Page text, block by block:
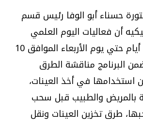
حسناء أبو الوفا رئيس قسم
أن فعاليات اليوم العلمي
تستمر لمدة ثلاثة أيام حتي يوم الأربعاء الموافق 10
البرنامج مناقشة الطرق
استخدامها في أخذ العينات،
بالمريض والطبيب قبل سحب
طرق تخزين العينات ونقل